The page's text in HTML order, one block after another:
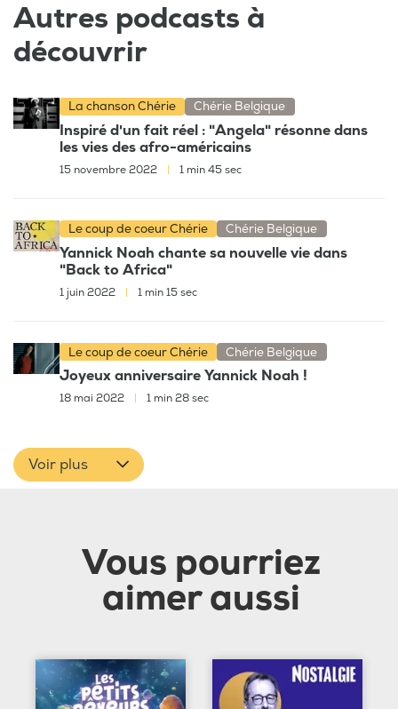
Autres podcasts à
découvrir
La chanson Chérie Chérie Belgique
Inspiré d'un fait réel : "Angela" résonne dans
les vies des afro-américains
15 novembre 2022 1 min 45 sec
Le coup de coeur Chérie Chérie Belgique
Yannick Noah chante sa nouvelle vie dans
"Back to Africa"
1 juin 2022 1 min 15 sec
Le coup de coeur Chérie Chérie Belgique
Joyeux anniversaire Yannick Noah !
18 mai 2022 | 1 min 28 sec
Voir plus
Vous pourriez
aimer aussi